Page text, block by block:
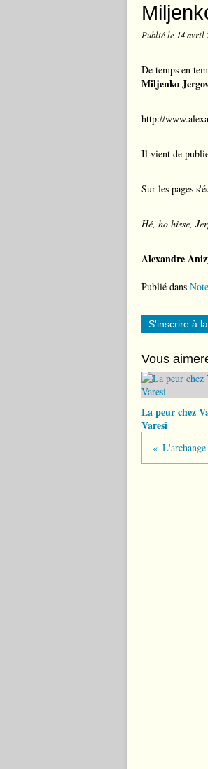
Publié le 14 avril
De temps en
Miljenko
http://
Il vient de
Sur les pages
Hé, ho hisse,
Alexandre
Publié dans
S'inscrire à
Vous
La peur chez
Varesi